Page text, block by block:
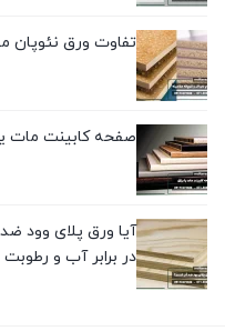
تفاوت ورق نئوپان
صفحه کابینت مات
آیا ورق پلای وود
در برابر آب و رطوبت